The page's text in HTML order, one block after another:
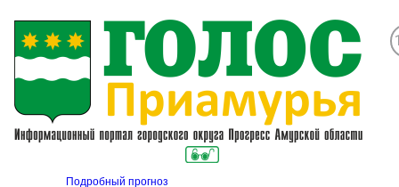
Подробный прогноз